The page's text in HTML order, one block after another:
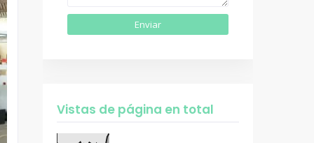
Vistas de página en total